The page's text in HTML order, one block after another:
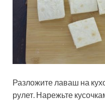
Разложите лаваш на
рулет. Нарежьте